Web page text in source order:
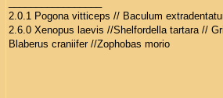
2.0.1 Pogona vitticeps // Baculum
2.6.0 Xenopus laevis //Shelfordella tartara //
Blaberus craniifer //Zophobas morio